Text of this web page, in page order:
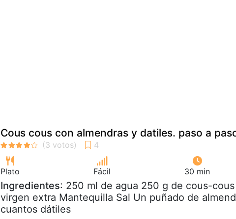
Cous cous con almendras y datiles. paso a
Plato Fácil 30 min
Ingredientes: 250 ml de agua 250 g de cous-
virgen extra Mantequilla Sal Un puñado de
cuantos dátiles